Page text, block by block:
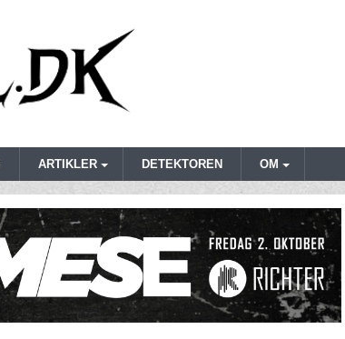
ARTIKLER DETEKTOREN OM